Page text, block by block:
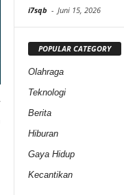
i7sqb - Juni 15, 2026
POPULAR CATEGORY
Olahraga
Teknologi
Berita
Hiburan
Gaya Hidup
Kecantikan